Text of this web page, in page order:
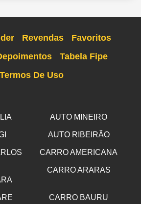
Revendas
Favoritos
Tabela Fipe
Termos De Uso
AUTO MINEIRO
AUTO RIBEIRÃO
CARRO AMERICANA
CARRO ARARAS
CARRO BAURU